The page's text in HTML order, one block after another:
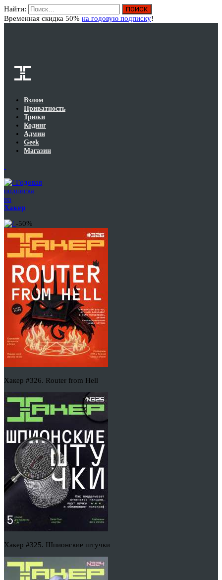
Найти:
Временная скидка 50% на годовую подписку!
Взлом
Приватность
Трюки
Кодинг
Админ
Geek
Магазин
Годовая
подписка
на
Хакер
-50%
Хакер #326. Router from Hell
Хакер #325. Шпионские штучки